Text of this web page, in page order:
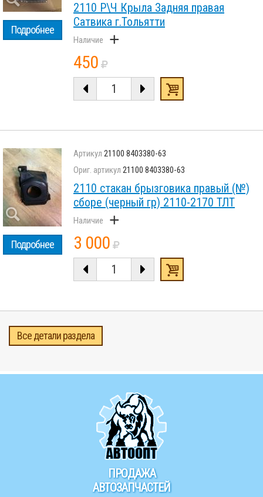
Подробнее
2110 Р\Ч Крыла Задняя правая
Сатвика г.Тольятти
+
450
Подробнее
21100 8403380-63
21100 8403380-63
2110 стакан брызговика правый (№)
сборе (черный гр) 2110-2170 ТЛТ
+
3 000
Все детали раздела
ПРОДАЖА
АВТОЗАПЧАСТЕЙ